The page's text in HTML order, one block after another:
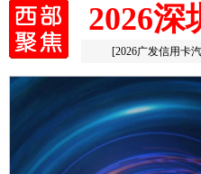
2026深
[2026广发信用卡